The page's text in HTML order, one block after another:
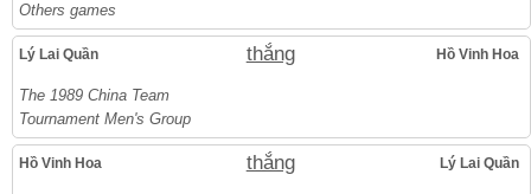
Others games
Lý Lai Quần thắng Hồ Vinh Hoa
The 1989 China Team
Tournament Men's Group
Hồ Vinh Hoa thắng Lý Lai Quần